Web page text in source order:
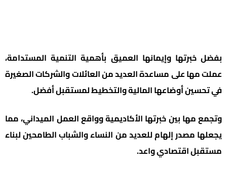
بفضل خبرتها وإيمانها العميق بأهمية التنمية المستدامة،
عملت مها على مساعدة العديد من العائلات والشركات الصغيرة
في تحسين أوضاعها المالية والتخطيط لمستقبل أفضل.
وتجمع مها بين خبرتها الأكاديمية وواقع العمل الميداني، مما
يجعلها مصدر إلهام للعديد من النساء والشباب الطامحين لبناء
مستقبل اقتصادي واعد.